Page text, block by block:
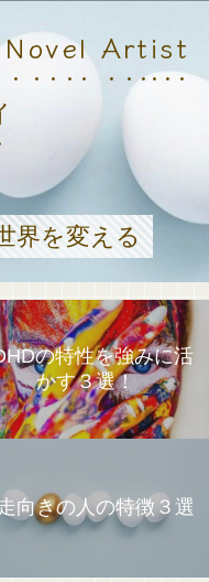
Novel Artist
界を変える
の特性を強みに活
かす３選！
向きの人の特徴３選